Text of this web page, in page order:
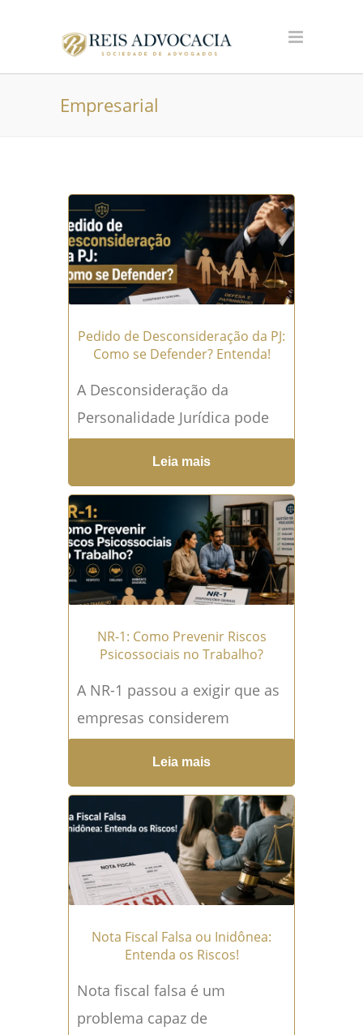
Empresarial
Pedido de Desconsideração da PJ:
Como se Defender? Entenda!
A Desconsideração da
Personalidade Jurídica pode
fazer com que uma dívida
originalmente cobrada da
empresa alcance os bens
particulares de sócios ou
administradores....Leia mais
→
Leia mais
NR-1: Como Prevenir Riscos
Psicossociais no Trabalho?
A NR-1 passou a exigir que as
empresas considerem
expressamente os fatores de
riscos psicossociais
relacionados ao trabalho no
gerenciamento dos riscos
ocupacionais....Leia mais →
Leia mais
Nota Fiscal Falsa ou Inidônea:
Entenda os Riscos!
Nota fiscal falsa é um
problema capaz de